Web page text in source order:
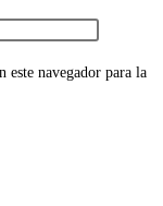
este navegador para la